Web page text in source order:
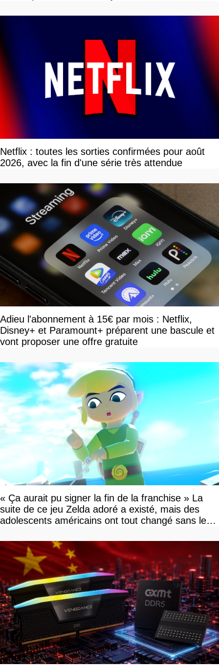
Netflix : toutes les sorties confirmées pour août
2026, avec la fin d'une série très attendue
Adieu l'abonnement à 15€ par mois : Netflix,
Disney+ et Paramount+ préparent une bascule et
vont proposer une offre gratuite
« Ça aurait pu signer la fin de la franchise » La
suite de ce jeu Zelda adoré a existé, mais des
adolescents américains ont tout changé sans le